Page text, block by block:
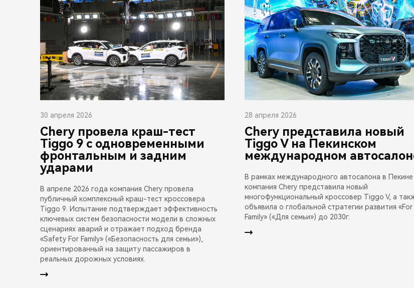
30 апреля 2026
Chery провела краш-тест
Tiggo 9 с одновременными
фронтальным и задним
ударами
В апреле 2026 года компания Chery провела
публичный комплексный краш-тест кроссовера
Tiggo 9. Испытание подтверждает эффективность
ключевых систем безопасности модели в сложных
сценариях аварий и отражает подход бренда
«Safety For Family» («Безопасность для семьи»),
ориентированный на защиту пассажиров в
реальных дорожных условиях.
28 апреля 2026
Chery представила новый
Tiggo V на Пекинском
международном
В рамках международного автосалона в Пекине
компания Chery представила новый
многофункциональный кроссовер Tiggo V, а
объявила о глобальной стратегии развития «For
Family» («Для семьи») до 2030г.